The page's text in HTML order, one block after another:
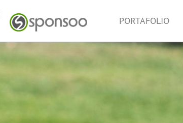
PORTAFOLIO